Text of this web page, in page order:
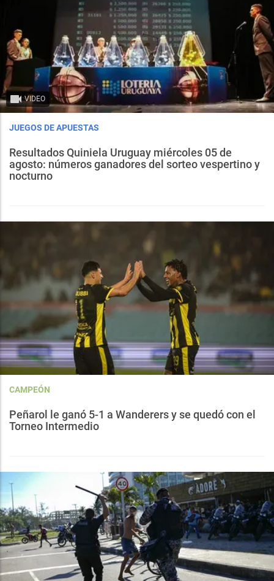
VIDEO
JUEGOS DE APUESTAS
Resultados Quiniela Uruguay miércoles 05 de
agosto: números ganadores del sorteo vespertino y
nocturno
CAMPEÓN
Peñarol le ganó 5-1 a Wanderers y se quedó con el
Torneo Intermedio